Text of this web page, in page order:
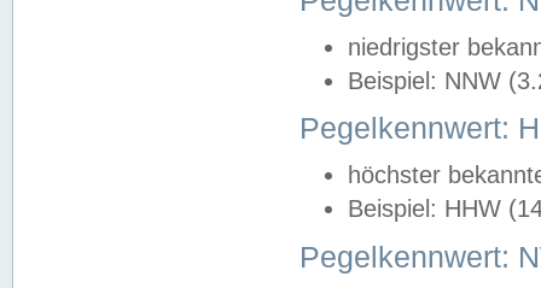
niedrigster
Beispiel: NNW
Pegelkennwert:
höchster
Beispiel: HHW
Pegelkennwert: